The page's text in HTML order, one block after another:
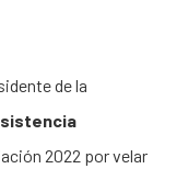
de la
2022 por velar